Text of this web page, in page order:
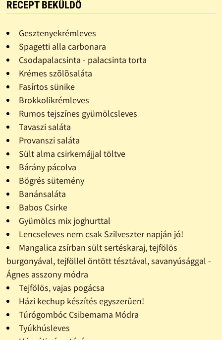
RECEPT BEKÜLDŐ
Gesztenyekrémleves
Spagetti alla carbonara
Csodapalacsinta - palacsinta torta
Krémes szõlõsaláta
Fasírtos sünike
Brokkolikrémleves
Rumos tejszínes gyümölcsleves
Tavaszi saláta
Provanszi saláta
Sült alma csirkemájjal töltve
Bárány pácolva
Bögrés sütemény
Banánsaláta
Babos Csirke
Gyümölcs mix joghurttal
Lencseleves nem csak Szilveszter napján jó!
Mangalica zsírban sült sertéskaraj, tejfölös
burgonyával, tejföllel öntött tésztával, savanyúsággal -
Ágnes asszony módra
Tejfölös, vajas pogácsa
Házi kechup készítés egyszerûen!
Túrógombóc Csibemama Módra
Tyúkhúsleves